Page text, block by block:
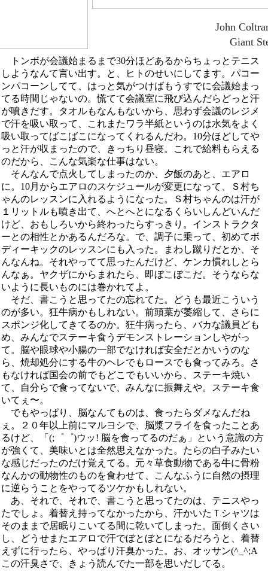
John
Giant
トンボが会議始まるまで30分ほどあるからちょっとテニス
しようなんて言い出す。と、ヒトのせいにしてます。パコー
ンパコーンしてて、はっと気がつけばもうすでに会議始まっ
てる時間じゃないの。慌てて会議室に飛び込んだらどっと汗
が噴きだす。タオルもなんもないから、思わず会議のレジメ
で汗を吸い取って、これまたワラ半紙というのは水気をよく
吸い取ってばこばこになってくれるんだわ。10分ほどしてや
っと汗が収まったので、きっちり昼寝。これで給料もらえる
のだから、こんな気楽な仕事はない。
そんなんで点火してしまったのか、夕飯のあと、エアロ
に。10月からエアロのスケジュールが変更になって、Ｓ村ち
ゃんのレッスンに入れるようになった。Ｓ村ちゃんのは汗が
１リットルも噴き出て、へとへとになるくらいしんどいんだ
けど、おもしろいから終わったらすっきり。インストラクタ
ーとの相性とかあるんだろな。で、調子に乗って、初めてボ
ディーキックのレッスンにも入った。まわし蹴りだとか、そ
んなんね。それやってて思ったんだけど、ケンカ慣れしとら
んなぁ。ヤクザにからまれたら、即ぼこぼこだ。そうならな
いように長いものには巻かれてよ。
そだ、書こうと思ってたの忘れてた。どうも最近こういう
のが多い。狂牛病かもしれない。前頭葉が萎縮して、さらに
スポンジ化してきてるのか。狂牛病ったら、バカな議員ども
め、みんなでステーキ食うデモンストレーションしやがっ
て。脳や眼球や小腸の一部でなければ安全だとかいうのな
ら、焼却処分にする牛のヘレでもロースでも食ってみろ。さ
もなければ国会の前でもどこでもいいから、ステーキ焼い
て、自分らで食ってないで、みんなに振舞えや。ステーキ食
いてぇ〜。
でもやっぱり、脳なんてものは、食ったらダメなんだね
ぇ。２０年以上前にマルヨシで、脳漿フライを食ったことあ
るけど、「(;゜゜)ウッ! 脳を食ってるのだぁ」という意識の方
が強くて、美味いとは全然思えなかった。たらの白子みたい
な感じだったのだけ覚えてる。元々草食動物である牛に骨粉
なんかの動物性のものを食わせて、こんなふうに自然の摂理
に逆らうことをやってるツケかもしれない。
あ、それで、それで、書こうと思ってたのは、テニスやっ
たでしょ。着替え持ってなかったから、汗かいたＴシャツは
そのままで居眠りこいてる間に乾いてしまった。面倒くさい
し、どうせまたエアロで汗でぼとぼとになるだろうと、着替
えずに行ったら、やっぱり汗臭かった。お、オッサン(^_^;A
この汗臭さで、きょう読んでた一部を思いだしてる。